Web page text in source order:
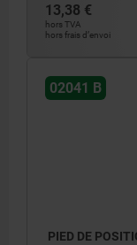
13,38 €
hors TVA
hors frais d’envoi
02041 B
PIED DE